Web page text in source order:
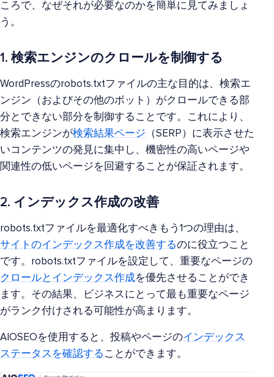
ころで、なぜそれが必要なのかを簡単に見てみましょ
う。
1. 検索エンジンのクロールを制御する
WordPressのrobots.txtファイルの主な目的は、検索エ
ンジン（およびその他のボット）がクロールできる部
分とできない部分を制御することです。これにより、
検索エンジンが検索結果ページ （SERP）に表示させた
いコンテンツの発見に集中し、機密性の高いページや
関連性の低いページを回避することが保証されます。
2. インデックス作成の改善
robots.txtファイルを最適化すべきもう1つの理由は、
サイトのインデックス作成を改善するのに役立つこと
です。robots.txtファイルを設定して、重要なページの
クロールとインデックス作成を優先させることができ
ます。その結果、ビジネスにとって最も重要なページ
がランク付けされる可能性が高まります。
AIOSEOを使用すると、投稿やページのインデックス
ステータスを確認する ことができます。